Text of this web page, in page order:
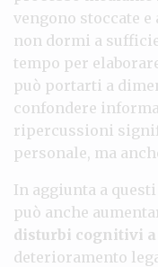
vengono stoccate
non dormi a
tempo per
può portarti a
confondere
ripercussioni
personale, ma
In aggiunta a
può anche
disturbi cognitivi
deterioramento